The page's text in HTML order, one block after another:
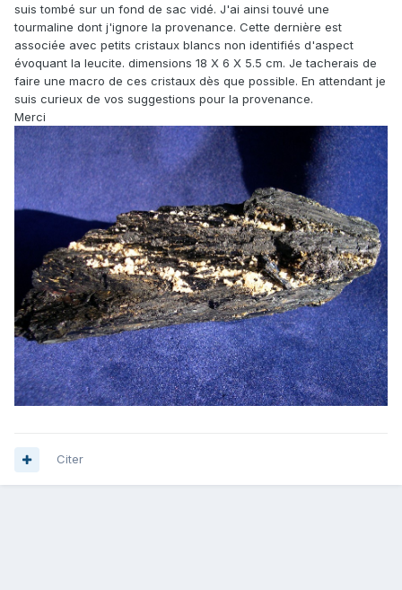
suis tombé sur un fond de sac vidé. J'ai ainsi touvé une
tourmaline dont j'ignore la provenance. Cette dernière est
associée avec petits cristaux blancs non identifiés d'aspect
évoquant la leucite. dimensions 18 X 6 X 5.5 cm. Je tacherais de
faire une macro de ces cristaux dès que possible. En attendant je
suis curieux de vos suggestions pour la provenance.
Merci
Citer